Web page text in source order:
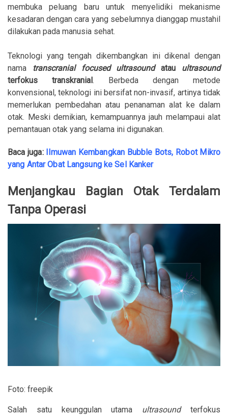
membuka peluang baru untuk menyelidiki mekanisme
kesadaran dengan cara yang sebelumnya dianggap mustahil
dilakukan pada manusia sehat.
Teknologi yang tengah dikembangkan ini dikenal dengan
nama
transcranial focused ultrasoundatau ultrasound
terfokus transkranial. Berbeda dengan metode
konvensional, teknologi ini bersifat non-invasif, artinya tidak
memerlukan pembedahan atau penanaman alat ke dalam
otak. Meski demikian, kemampuannya jauh melampaui alat
pemantauan otak yang selama ini digunakan.
Baca juga:
Ilmuwan Kembangkan Bubble Bots, Robot Mikro
yang Antar Obat Langsung ke Sel Kanker
Menjangkau Bagian Otak Terdalam
Tanpa Operasi
Foto: freepik
Salah satu keunggulan utama ultrasoundterfokus